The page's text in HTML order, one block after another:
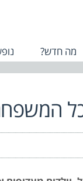
מה חדש?